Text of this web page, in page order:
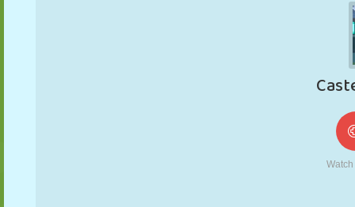
MORPION